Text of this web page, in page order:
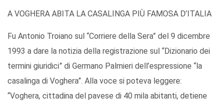
A VOGHERA ABITA LA CASALINGA PIÙ FAMOSA D’ITALIA
Fu Antonio Troiano sul “Corriere della Sera” del 9 dicembre
1993 a dare la notizia della registrazione sul “Dizionario dei
termini giuridici” di Germano Palmieri dell’espressione “la
casalinga di Voghera”. Alla voce si poteva leggere:
“Voghera, cittadina del pavese di 40 mila abitanti, detiene